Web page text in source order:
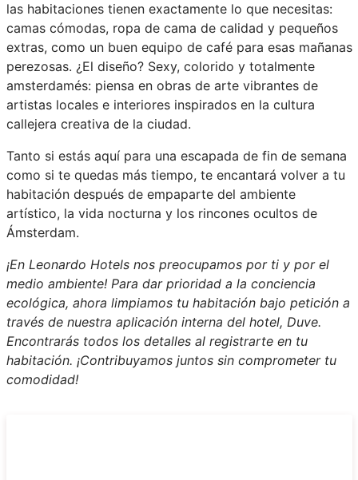
las habitaciones tienen exactamente lo que necesitas:
camas cómodas, ropa de cama de calidad y pequeños
extras, como un buen equipo de café para esas mañanas
perezosas. ¿El diseño? Sexy, colorido y totalmente
amsterdamés: piensa en obras de arte vibrantes de
artistas locales e interiores inspirados en la cultura
callejera creativa de la ciudad.
Tanto si estás aquí para una escapada de fin de semana
como si te quedas más tiempo, te encantará volver a tu
habitación después de empaparte del ambiente
artístico, la vida nocturna y los rincones ocultos de
Ámsterdam.
¡En Leonardo Hotels nos preocupamos por ti y por el
medio ambiente! Para dar prioridad a la conciencia
ecológica, ahora limpiamos tu habitación bajo petición a
través de nuestra aplicación interna del hotel, Duve.
Encontrarás todos los detalles al registrarte en tu
habitación. ¡Contribuyamos juntos sin comprometer tu
comodidad!